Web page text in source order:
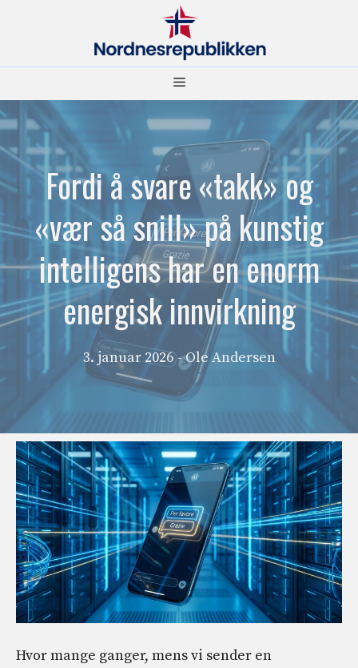
Meny
Fordi å svare «takk» og
«vær så snill» på kunstig
intelligens har en enorm
energisk innvirkning
3. januar 2026 - Ole Andersen
Hvor mange ganger, mens vi sender en